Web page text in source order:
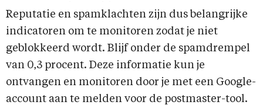
Reputatie en spamklachten zijn dus belangrijke
indicatoren om te monitoren zodat je niet
geblokkeerd wordt. Blijf onder de spamdrempel
van 0,3 procent. Deze informatie kun je
ontvangen en monitoren door je met een Google-
account aan te melden voor de postmaster-tool.